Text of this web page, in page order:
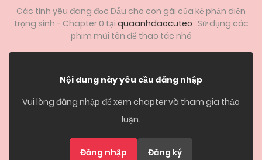
Các tình yêu đang đọc Dẫu cho con gái của kẻ phản diện
trọng sinh - Chapter 0 tại quaanhdaocuteo . Sử dụng các
phim mũi tên để thao tác nhé
Nội dung này yêu cầu đăng nhập
Vui lòng đăng nhập để xem chapter và tham gia thảo
luận.
Đăng nhập Đăng ký